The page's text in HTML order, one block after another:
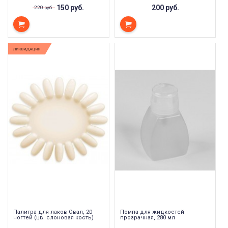
220 руб. 150 руб. 200 руб.
Палитра для лаков Овал, 20
ногтей (цв. слоновая кость)
ЛИКВИДАЦИЯ
Помпа для жидкостей
прозрачная, 280 мл